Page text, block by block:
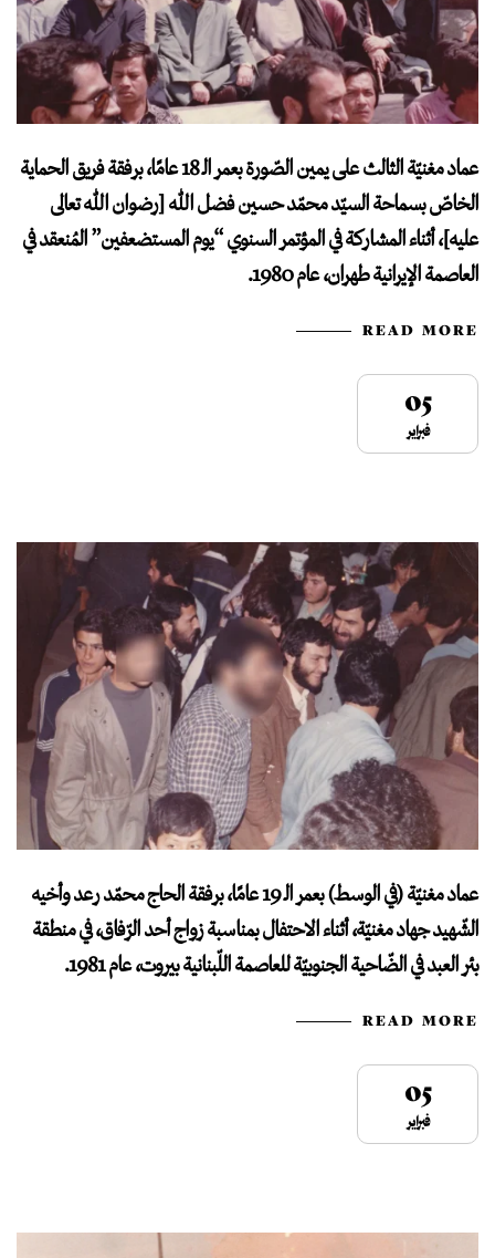
عماد مغنيّة الثالث على يمين الصّورة بعمر الـ 18 عامًا، برفقة فريق الحماية
الخاصّ بسماحة السيّد محمّد حسين فضل الله [رضوان الله تعالى
عليه]، أثناء المشاركة في المؤتمر السنوي “يوم المستضعفين” المُنعقد في
العاصمة الإيرانية طهران، عام 1980.
READ MORE
05
فبراير
عماد مغنيّة (في الوسط) بعمر الـ 19 عامًا، برفقة الحاج محمّد رعد وأخيه
الشّهيد جهاد مغنيّة، أثناء الاحتفال بمناسبة زواج أحد الرّفاق، في منطقة
بئر العبد في الضّاحية الجنوبيّة للعاصمة اللّبنانية بيروت، عام 1981.
READ MORE
05
فبراير